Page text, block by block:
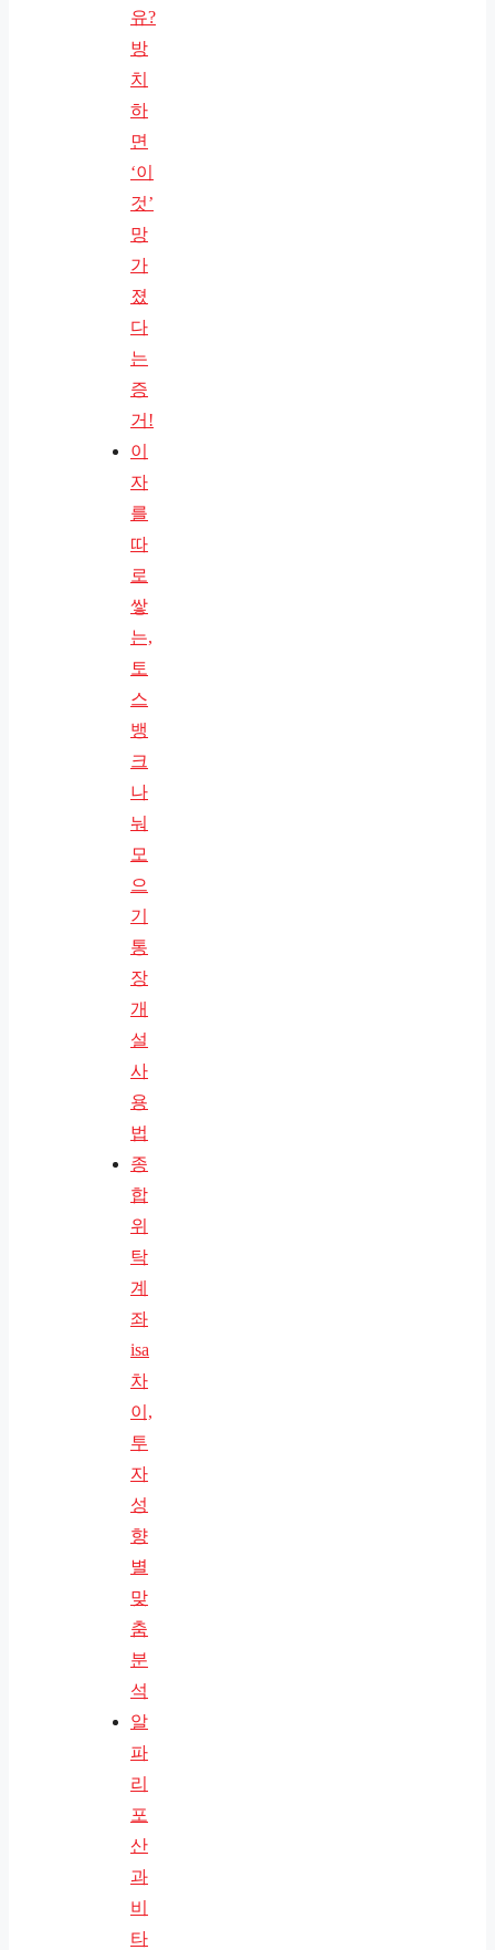
유?
방
치
하
면
‘이
것’
망
가
졌
다
는
증
거!
이
자
를
따
로
쌓
는,
토
스
뱅
크
나
눠
모
으
기
통
장
개
설
사
용
법
종
합
위
탁
계
좌
isa
차
이,
투
자
성
향
별
맞
춤
분
석
알
파
리
포
산
과
비
타